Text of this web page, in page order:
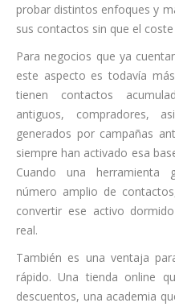
probar distintos enfoques y
sus contactos sin que el
Para negocios que ya
este aspecto es todavía
tienen contactos
antiguos, compradores,
generados por campañas
siempre han activado esa
Cuando una herramienta
número amplio de
convertir ese activo
real.
También es una ventaja
rápido. Una tienda online
descuentos, una academia